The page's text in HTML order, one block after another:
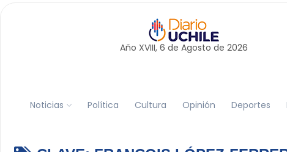
Año XVIII, 6 de Agosto de 2026
Noticias Política Cultura Opinión Deportes